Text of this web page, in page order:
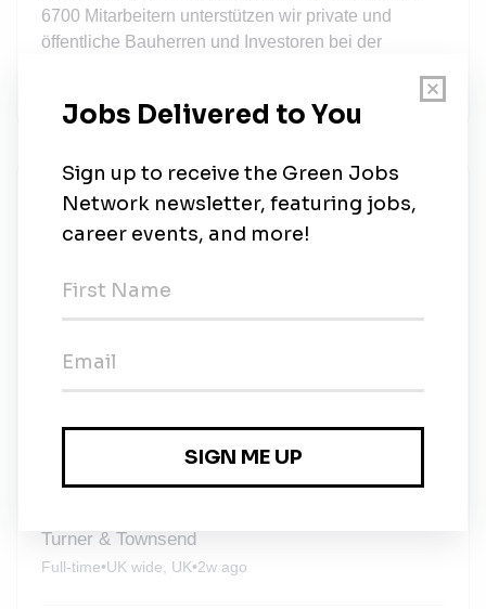
6700 Mitarbeitern unterstützen wir private und
öffentliche Bauherren und Investoren bei der
New Jobs
Full-time• London, United Kingdom
Turner & Townsend
Full-time•UK wide, UK•2w ago